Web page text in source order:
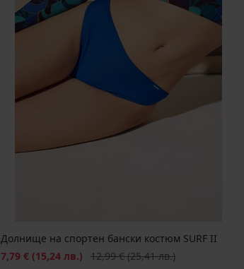
Долнище на спортен бански костюм SURF II
Намаление
7,79 € (15,24 лв.) Първоначална цена
12,99 €(25,41 лв.)